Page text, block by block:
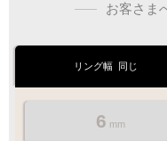
プレゼント用でも安心
Q&A
ラッピング
お客さま
リング幅 同じ
6 mm